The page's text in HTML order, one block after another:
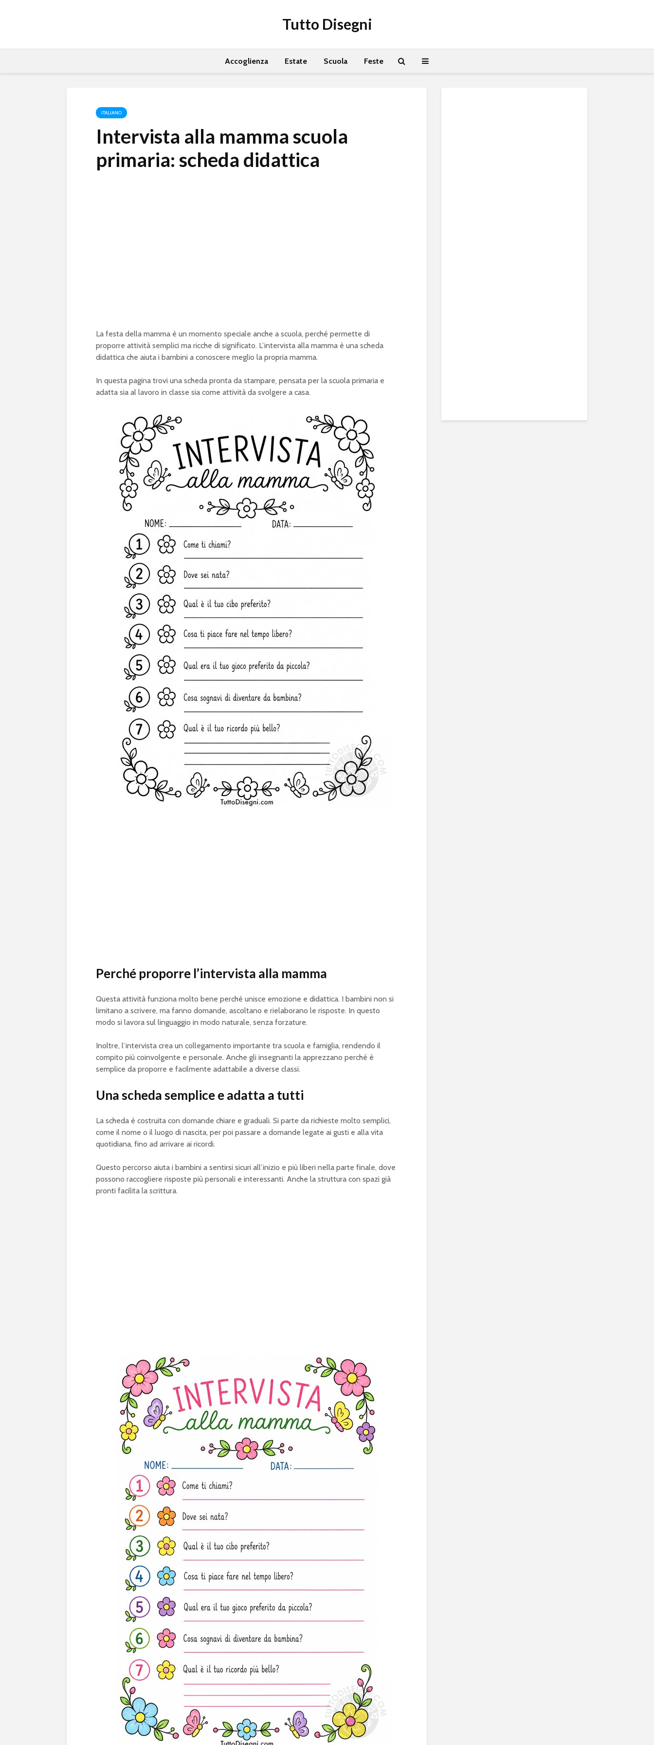
Tutto Disegni
Accoglienza Estate Scuola Feste
ITALIANO
Intervista alla mamma scuola
primaria: scheda didattica
La festa della mamma è un momento speciale anche a scuola, perché permette di
proporre attività semplici ma ricche di significato. L’intervista alla mamma è una scheda
didattica che aiuta i bambini a conoscere meglio la propria mamma.
In questa pagina trovi una scheda pronta da stampare, pensata per la scuola primaria e
adatta sia al lavoro in classe sia come attività da svolgere a casa.
Perché proporre l’intervista alla mamma
Questa attività funziona molto bene perché unisce emozione e didattica. I bambini non si
limitano a scrivere, ma fanno domande, ascoltano e rielaborano le risposte. In questo
modo si lavora sul linguaggio in modo naturale, senza forzature.
Inoltre, l’intervista crea un collegamento importante tra scuola e famiglia, rendendo il
compito più coinvolgente e personale. Anche gli insegnanti la apprezzano perché è
semplice da proporre e facilmente adattabile a diverse classi.
Una scheda semplice e adatta a tutti
La scheda è costruita con domande chiare e graduali. Si parte da richieste molto semplici,
come il nome o il luogo di nascita, per poi passare a domande legate ai gusti e alla vita
quotidiana, fino ad arrivare ai ricordi.
Questo percorso aiuta i bambini a sentirsi sicuri all’inizio e più liberi nella parte finale, dove
possono raccogliere risposte più personali e interessanti. Anche la struttura con spazi già
pronti facilita la scrittura.